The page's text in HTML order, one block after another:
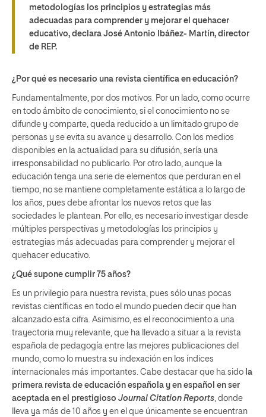
metodologías los principios y estrategias más
adecuadas para comprender y mejorar el quehacer
educativo, declara José Antonio Ibáñez- Martín, director
de REP.
¿Por qué es necesario una revista científica en educación?
Fundamentalmente, por dos motivos. Por un lado, como ocurre
en todo ámbito de conocimiento, si el conocimiento no se
difunde y comparte, queda reducido a un limitado grupo de
personas y se evita su avance y desarrollo. Con los medios
disponibles en la actualidad para su difusión, sería una
irresponsabilidad no publicarlo. Por otro lado, aunque la
educación tenga una serie de elementos que perduran en el
tiempo, no se mantiene completamente estática a lo largo de
los años, pues debe afrontar los nuevos retos que las
sociedades le plantean. Por ello, es necesario investigar desde
múltiples perspectivas y metodologías los principios y
estrategias más adecuadas para comprender y mejorar el
quehacer educativo.
¿Qué supone cumplir 75 años?
Es un privilegio para nuestra revista, pues sólo unas pocas
revistas científicas en todo el mundo pueden decir que han
alcanzado esta cifra. Asimismo, es el reconocimiento a una
trayectoria muy relevante, que ha llevado a situar a la revista
española de pedagogía entre las mejores publicaciones del
mundo, como lo muestra su indexación en los índices
internacionales más importantes. Cabe destacar que ha sido la
primera revista de educación española y en español en ser
aceptada en el prestigioso Journal Citation Reports, donde
lleva ya más de 10 años y en el que únicamente se encuentran